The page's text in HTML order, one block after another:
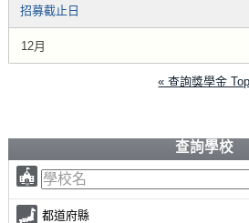
招募截止日
12月
« 查詢獎學金 Top
查詢學校
都道府縣